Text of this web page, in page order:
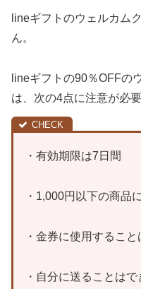
lineギフトのウェルカム
ん。
lineギフトの90％OFFの
は、次の4点に注意が必要
・有効期限は7日間
・1,000円以下の商品
・金券に使用するこ
・自分に送ることはで